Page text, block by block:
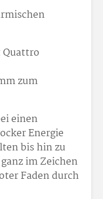
Quattro
zum
einen
Energie
bis hin zu
im Zeichen
Faden durch